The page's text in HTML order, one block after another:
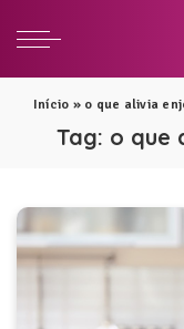
Início » o que alivia
Tag: o que